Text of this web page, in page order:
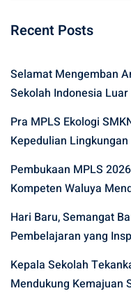
Recent Posts
Selamat Mengemban
Sekolah Indonesia
Pra MPLS Ekologi
Kepedulian Lingkungan
Pembukaan MPLS
Kompeten Waluya
Hari Baru, Semangat
Pembelajaran yang
Kepala Sekolah
Mendukung Kemajuan